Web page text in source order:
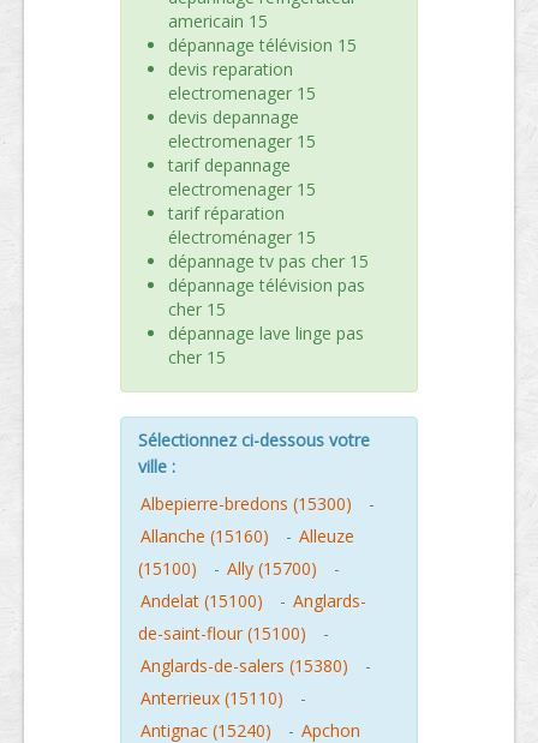
americain 15
dépannage télévision 15
devis reparation
electromenager 15
devis depannage
electromenager 15
tarif depannage
electromenager 15
tarif réparation
électroménager 15
dépannage tv pas cher 15
dépannage télévision pas
cher 15
dépannage lave linge pas
cher 15
Sélectionnez ci-dessous votre
ville :
Albepierre-bredons (15300)
-
Allanche (15160)
- Alleuze
(15100)
- Ally (15700)
-
Andelat (15100)
- Anglards-
de-saint-flour (15100)
-
Anglards-de-salers (15380)
-
Anterrieux (15110)
-
Antignac (15240)
- Apchon